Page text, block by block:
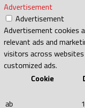
Advertisement
Advertisement
Advertisement cookies
relevant ads and
visitors across
customized ads.
Cookie
ab